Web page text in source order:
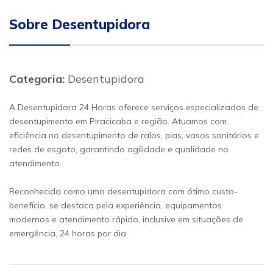
Sobre Desentupidora
Categoria: Desentupidora
A Desentupidora 24 Horas oferece serviços especializados de
desentupimento em Piracicaba e região. Atuamos com
eficiência no desentupimento de ralos, pias, vasos sanitários e
redes de esgoto, garantindo agilidade e qualidade no
atendimento.
Reconhecida como uma desentupidora com ótimo custo-
benefício, se destaca pela experiência, equipamentos
modernos e atendimento rápido, inclusive em situações de
emergência, 24 horas por dia.